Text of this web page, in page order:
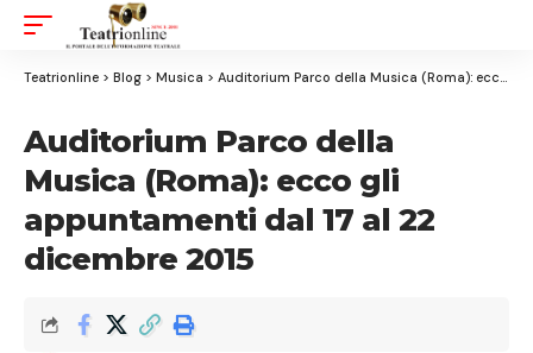
Resizer
Teatrionline > Blog > Musica > Auditorium Parco della Musica (Roma): ecco gli appuntamenti dal 17 al 22 dicembre 2015
Auditorium Parco della
Musica (Roma): ecco gli
appuntamenti dal 17 al 22
dicembre 2015